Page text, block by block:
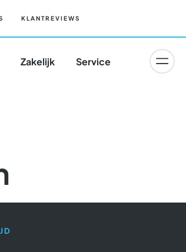
KLANTREVIEWS
Zakelijk Service